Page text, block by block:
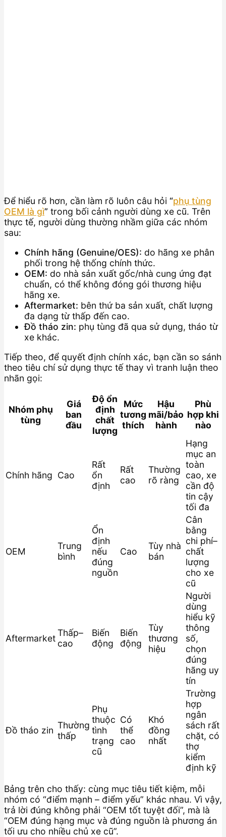
Để hiểu rõ hơn, cần làm rõ luôn câu hỏi “phụ tùng
OEM là gì” trong bối cảnh người dùng xe cũ. Trên
thực tế, người dùng thường nhầm giữa các nhóm
sau:
Chính hãng (Genuine/OES): do hãng xe phân
phối trong hệ thống chính thức.
OEM: do nhà sản xuất gốc/nhà cung ứng đạt
chuẩn, có thể không đóng gói thương hiệu
hãng xe.
Aftermarket: bên thứ ba sản xuất, chất lượng
đa dạng từ thấp đến cao.
Đồ tháo zin: phụ tùng đã qua sử dụng, tháo từ
xe khác.
Tiếp theo, để quyết định chính xác, bạn cần so sánh
theo tiêu chí sử dụng thực tế thay vì tranh luận theo
nhãn gọi:
Nhóm phụ
tùng
Giá
ban
đầu
Độ ổn
định
chất
lượng
Mức
tương
thích
Hậu
mãi/bảo
hành
Phù
hợp khi
nào
Chính hãng Cao
Rất
ổn
định
Rất
cao
Thường
rõ ràng
Hạng
mục an
toàn
cao, xe
cần độ
tin cậy
tối đa
OEM
Trung
bình
Ổn
định
nếu
đúng
nguồn
Cao
Tùy nhà
bán
Cân
bằng
chi phí–
chất
lượng
cho xe
cũ
Aftermarket
Thấp–
cao
Biến
động
Biến
động
Tùy
thương
hiệu
Người
dùng
hiểu kỹ
thông
số,
chọn
đúng
hãng uy
tín
Đồ tháo zin Thường
thấp
Phụ
thuộc
tình
trạng
cũ
Có
thể
cao
Khó
đồng
nhất
Trường
hợp
ngân
sách rất
chặt, có
thợ
kiểm
định kỹ
Bảng trên cho thấy: cùng mục tiêu tiết kiệm, mỗi
nhóm có “điểm mạnh – điểm yếu” khác nhau. Vì vậy,
trả lời đúng không phải “OEM tốt tuyệt đối”, mà là
“OEM đúng hạng mục và đúng nguồn là phương án
tối ưu cho nhiều chủ xe cũ”.